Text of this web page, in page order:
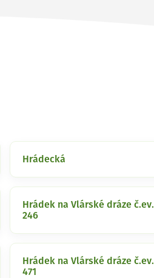
Hrádecká
Hrádek na Vlárské dráze č.ev.
246
Hrádek na Vlárské dráze č.ev.
471